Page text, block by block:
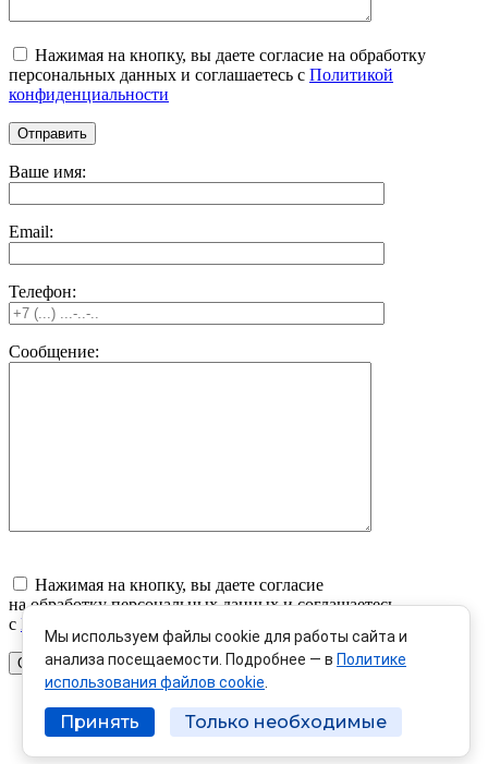
Мы используем файлы cookie для работы сайта и
анализа посещаемости. Подробнее — в Политике
использования файлов cookie
Принять Только необходимые
Нажимая на кнопку, вы даете согласие на обработку
персональных данных и соглашаетесь c Политикой
конфиденциальности
Ваше имя:
Email:
Телефон:
Сообщение:
Нажимая на кнопку, вы даете согласие
на обработку персональных данных и соглашаетесь
c Политикой конфиденциальности